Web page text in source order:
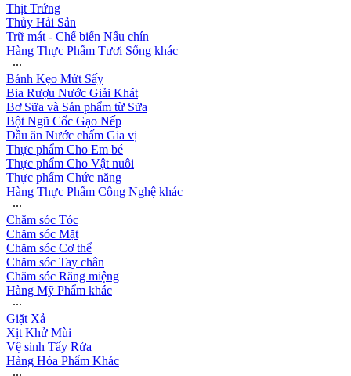
Thịt Trứng
Thủy Hải Sản
Trữ mát - Chế biến Nấu chín
Hàng Thực Phẩm Tươi Sống khác
∙∙∙
Bánh Kẹo Mứt Sấy
Bia Rượu Nước Giải Khát
Bơ Sữa và Sản phẩm từ Sữa
Bột Ngũ Cốc Gạo Nếp
Dầu ăn Nước chấm Gia vị
Thực phẩm Cho Em bé
Thực phẩm Cho Vật nuôi
Thực phẩm Chức năng
Hàng Thực Phẩm Công Nghệ khác
∙∙∙
Chăm sóc Tóc
Chăm sóc Mặt
Chăm sóc Cơ thể
Chăm sóc Tay chân
Chăm sóc Răng miệng
Hàng Mỹ Phẩm khác
∙∙∙
Giặt Xả
Xịt Khử Mùi
Vệ sinh Tẩy Rửa
Hàng Hóa Phẩm Khác